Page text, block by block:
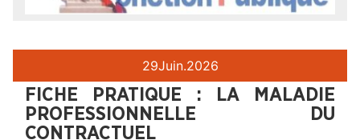
29Juin.2026
FICHE PRATIQUE : LA MALADIE
PROFESSIONNELLE DU
CONTRACTUEL